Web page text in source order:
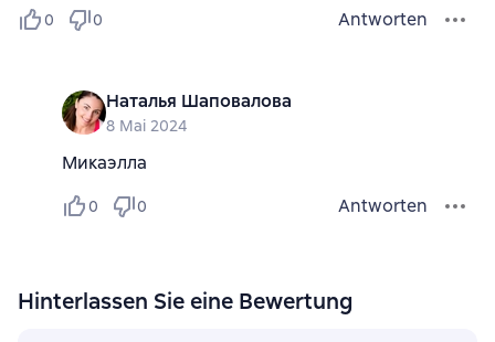
0 0 Antworten
Наталья Шаповалова
8 Mai 2024
Микаэлла
0 0 Antworten
Hinterlassen Sie eine Bewertung